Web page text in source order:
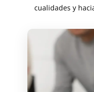
cualidades y